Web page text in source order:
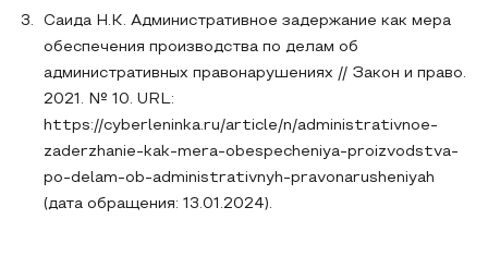
Саида Н.К. Административное задержание как мера
обеспечения производства по делам об
административных правонарушениях // Закон и право.
2021. № 10. URL:
https://cyberleninka.ru/article/n/administrativnoe-
zaderzhanie-kak-mera-obespecheniya-proizvodstva-
po-delam-ob-administrativnyh-pravonarusheniyah
(дата обращения: 13.01.2024).